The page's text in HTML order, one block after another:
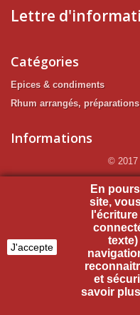
Lettre
Catégories
Epices & condiments
Rhum arrangés,
Informations
© 2017
Informations sur
J'accepte
En
site,
et
savoir